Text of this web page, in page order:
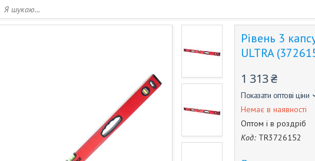
Рівень 3
ULTRA
1 313 ₴
Показати оптові ціни
Немає в наявності
Оптом і в роздріб
Код: TR3726152